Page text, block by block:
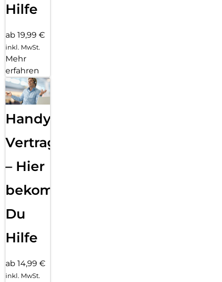
Hilfe
ab 19,99 €
inkl. MwSt.
Mehr
erfahren
Handy
Vertragsabwicklung
– Hier
bekommst
Du
Hilfe
ab 14,99 €
inkl. MwSt.